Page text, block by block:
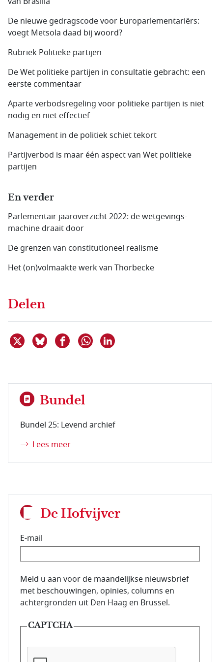
De nieuwe gedragscode voor Europarlementariërs:
voegt Metsola daad bij woord?
Rubriek Politieke partijen
De Wet politieke partijen in consultatie gebracht: een
eerste commentaar
Aparte verbodsregeling voor politieke partijen is niet
nodig en niet effectief
Management in de politiek schiet tekort
Partijverbod is maar één aspect van Wet politieke
partijen
En verder
Parlementair jaaroverzicht 2022: de wetgevings­
machine draait door
De grenzen van constitutioneel realisme
Het (on)volmaakte werk van Thorbecke
Delen
Deel dit item op X
Deel dit item op Bluesky
Deel dit item op Facebook
Delen via WhatsApp
Bundel
Bundel 25: Levend archief
Lees meer
De Hofvijver
E-mail
E-mailadres van de abonnee.
Meld u aan voor de maandelijkse nieuwsbrief
met beschouwingen, opinies, columns en
achtergronden uit Den Haag en Brussel.
CAPTCHA